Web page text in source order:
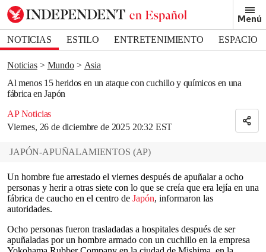
Menú
NOTICIAS ESTILO ENTRETENIMIENTO
ESPACIO
DEPORTES
Noticias Mundo
Asia
Al menos 15 heridos en un ataque con cuchillo y químicos en una
fábrica en Japón
AP Noticias
Viernes, 26 de diciembre de 2025 20:32 EST
Bookmark popover
Removed from bookmarks
Close popover
JAPÓN-APUÑALAMIENTOS (AP)
Un hombre fue arrestado el viernes después de apuñalar a ocho
personas y herir a otras siete con lo que se creía que era lejía en una
fábrica de caucho en el centro de Japón, informaron las
autoridades.
Ocho personas fueron trasladadas a hospitales después de ser
apuñaladas por un hombre armado con un cuchillo en la empresa